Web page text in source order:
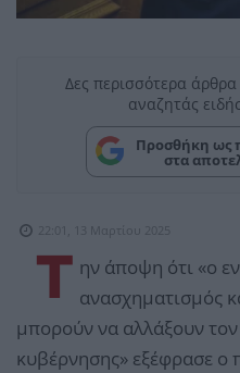
Δες περισσότερα
αναζητάς
Προσθήκη ως
στα
22:01, 13 Μαρτίου 2025
Τ ην άποψη ότι «ο
ανασχηματισμός
μπορούν να αλλάξουν
κυβέρνησης» εξέφρασε ο